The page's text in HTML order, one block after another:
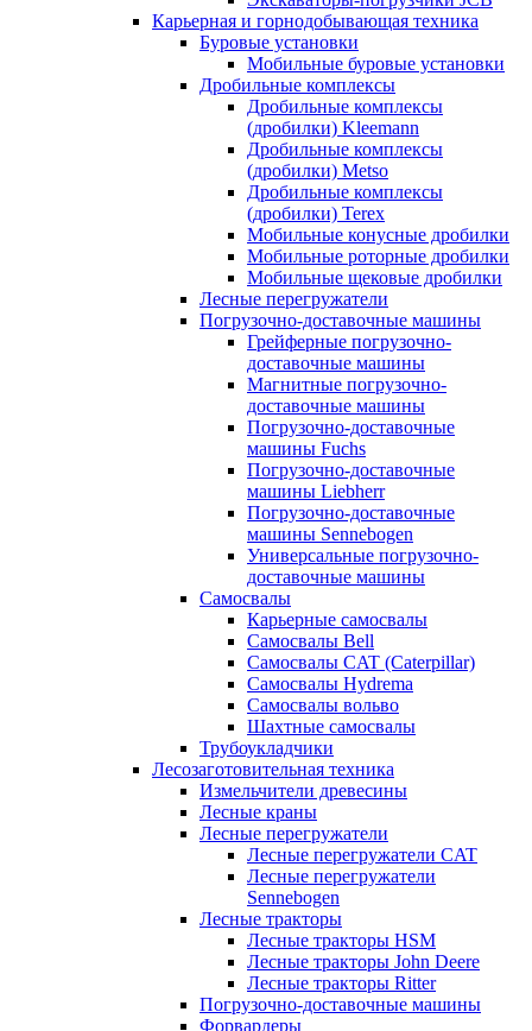
Карьерная и горнодобывающая техника
Буровые установки
Мобильные буровые установки
Дробильные комплексы
Дробильные комплексы
(дробилки) Kleemann
Дробильные комплексы
(дробилки) Metso
Дробильные комплексы
(дробилки) Terex
Мобильные конусные дробилки
Мобильные роторные дробилки
Мобильные щековые дробилки
Лесные перегружатели
Погрузочно-доставочные машины
Грейферные погрузочно-
доставочные машины
Магнитные погрузочно-
доставочные машины
Погрузочно-доставочные
машины Fuchs
Погрузочно-доставочные
машины Liebherr
Погрузочно-доставочные
машины Sennebogen
Универсальные погрузочно-
доставочные машины
Самосвалы
Карьерные самосвалы
Самосвалы Bell
Самосвалы CAT (Caterpillar)
Самосвалы Hydrema
Самосвалы вольво
Шахтные самосвалы
Трубоукладчики
Лесозаготовительная техника
Измельчители древесины
Лесные краны
Лесные перегружатели
Лесные перегружатели CAT
Лесные перегружатели
Sennebogen
Лесные тракторы
Лесные тракторы HSM
Лесные тракторы John Deere
Лесные тракторы Ritter
Погрузочно-доставочные машины
Форвардеры